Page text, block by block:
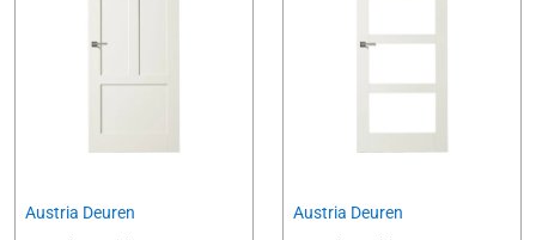
Austria Deuren
Austria Deuren